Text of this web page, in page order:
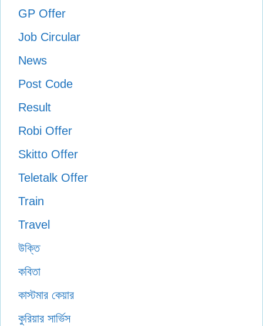
GP Offer
Job Circular
News
Post Code
Result
Robi Offer
Skitto Offer
Teletalk Offer
Train
Travel
উক্তি
কবিতা
কাস্টমার কেয়ার
কুরিয়ার সার্ভিস